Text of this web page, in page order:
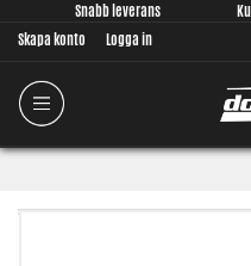
Snabb leverans
Skapa konto
Logga in